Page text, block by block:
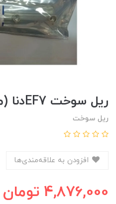
ريل سوخت EF7دنا (مدل کروز)
ریل سوخت
4,876,000 تومان